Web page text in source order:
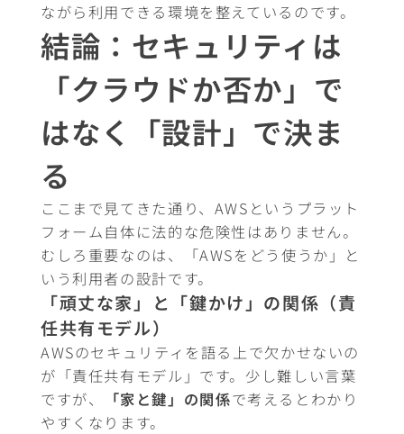
ながら利用できる環境を整えているのです。
結論：セキュリティは
「クラウドか否か」で
はなく「設計」で決ま
る
ここまで見てきた通り、AWSというプラット
フォーム自体に法的な危険性はありません。
むしろ重要なのは、「AWSをどう使うか」と
いう利用者の設計です。
「頑丈な家」と「鍵かけ」の関係（責
任共有モデル）
AWSのセキュリティを語る上で欠かせないの
が「責任共有モデル」です。少し難しい言葉
ですが、
「家と鍵」の関係で考えるとわかり
やすくなります。